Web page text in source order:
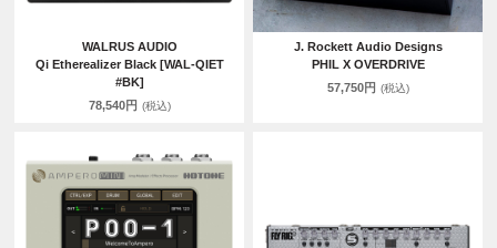
WALRUS AUDIO
Qi Etherealizer Black [WAL-QIET
#BK]
78,540円 (税込)
J. Rockett Audio Designs
PHIL X OVERDRIVE
57,750円 (税込)